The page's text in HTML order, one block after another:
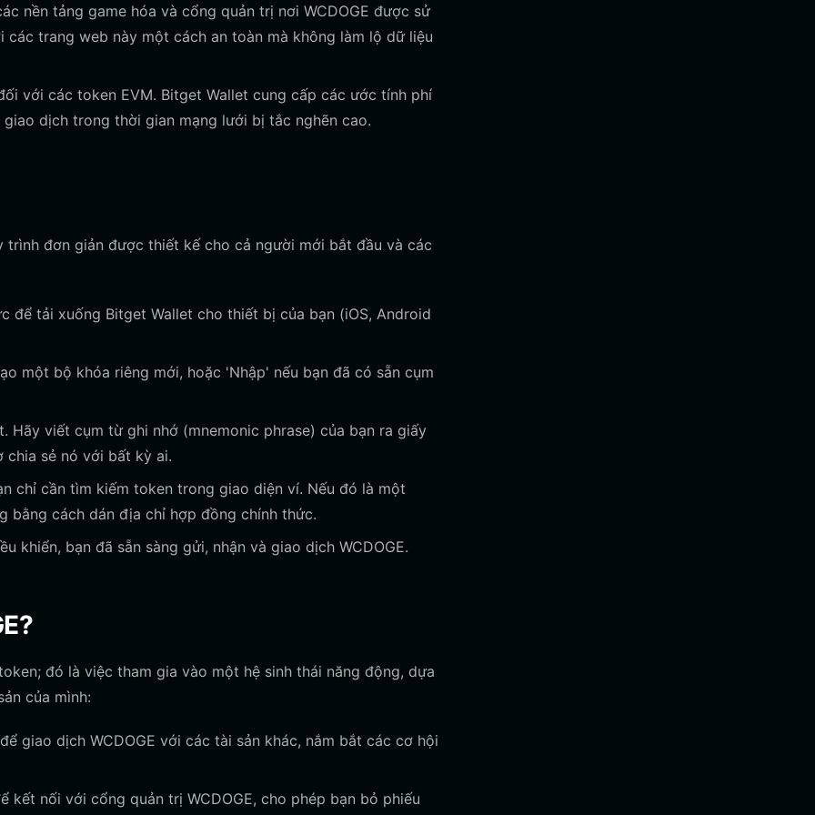
nền tảng game hóa và cổng quản trị nơi WCDOGE được sử
trang web này một cách an toàn mà không làm lộ dữ liệu
với các token EVM. Bitget Wallet cung cấp các ước tính phí
dịch trong thời gian mạng lưới bị tắc nghẽn cao.
đơn giản được thiết kế cho cả người mới bắt đầu và các
để tải xuống Bitget Wallet cho thiết bị của bạn (iOS, Android
một bộ khóa riêng mới, hoặc 'Nhập' nếu bạn đã có sẵn cụm
viết cụm từ ghi nhớ (mnemonic phrase) của bạn ra giấy
sẻ nó với bất kỳ ai.
chỉ cần tìm kiếm token trong giao diện ví. Nếu đó là một
bằng cách dán địa chỉ hợp đồng chính thức.
khiển, bạn đã sẵn sàng gửi, nhận và giao dịch WCDOGE.
đó là việc tham gia vào một hệ sinh thái năng động, dựa
của mình:
giao dịch WCDOGE với các tài sản khác, nắm bắt các cơ hội
kết nối với cổng quản trị WCDOGE, cho phép bạn bỏ phiếu